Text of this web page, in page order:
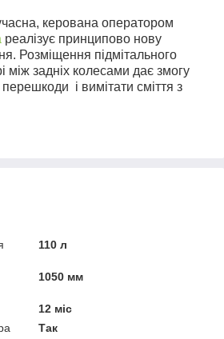
керована оператором
реалізує принципово нову
Розміщення підмітального
між задніх колесами дає змогу
і вимітати сміття з
110 л
1050 мм
12 міс
Так